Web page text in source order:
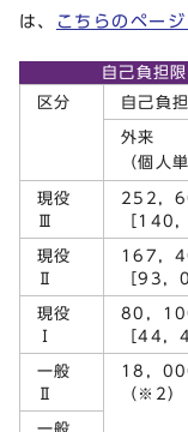
は、
こちらのペー
自己負担
区分
自己負
外来
（個人
現役
Ⅲ
252，
［140
現役
Ⅱ
167，
［93
現役
Ⅰ
80，
［44
一般
Ⅱ
18，
（※2）
一般